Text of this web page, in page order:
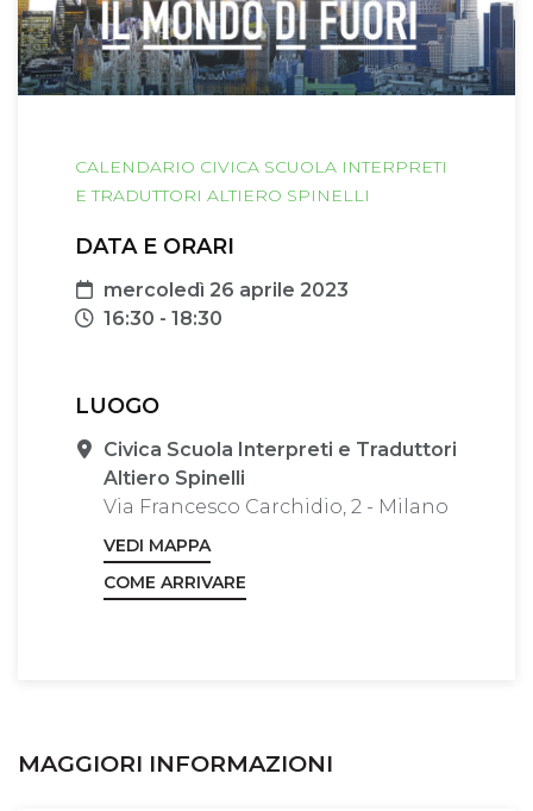
CALENDARIO CIVICA SCUOLA INTERPRETI
E TRADUTTORI ALTIERO SPINELLI
DATA E ORARI
Data
mercoledì 26 aprile 2023
Orari
16:30 - 18:30
LUOGO
Sede
Civica Scuola Interpreti e Traduttori
Altiero Spinelli
Via Francesco Carchidio, 2 - Milano
VEDI MAPPA
COME ARRIVARE
MAGGIORI INFORMAZIONI